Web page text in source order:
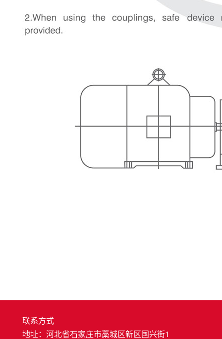
联系方式
地址：河北省石家庄市藁城区新区国兴街1